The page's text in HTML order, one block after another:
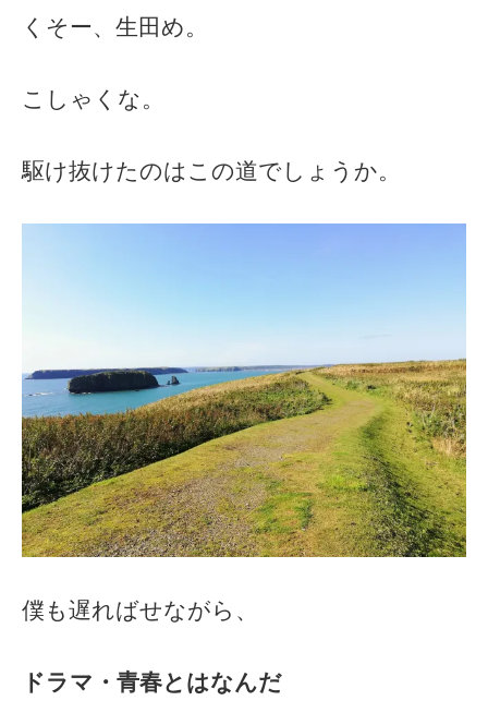
くそー、生田め。
こしゃくな。
駆け抜けたのはこの道でしょうか。
僕も遅ればせながら、
ドラマ・青春とはなんだ